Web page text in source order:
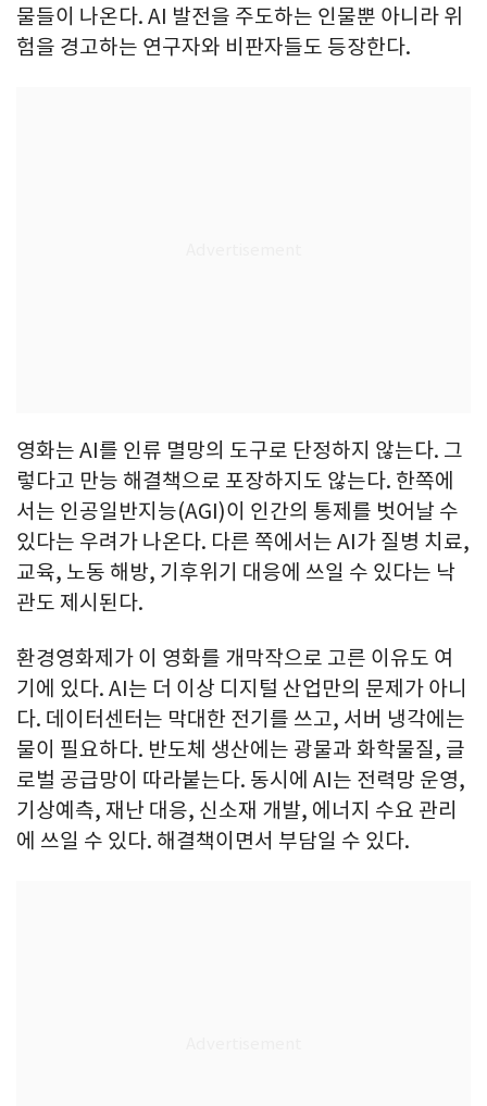
물들이 나온다. AI 발전을 주도하는 인물뿐 아니라 위
험을 경고하는 연구자와 비판자들도 등장한다.
영화는 AI를 인류 멸망의 도구로 단정하지 않는다. 그
렇다고 만능 해결책으로 포장하지도 않는다. 한쪽에
서는 인공일반지능(AGI)이 인간의 통제를 벗어날 수
있다는 우려가 나온다. 다른 쪽에서는 AI가 질병 치료,
교육, 노동 해방, 기후위기 대응에 쓰일 수 있다는 낙
관도 제시된다.
환경영화제가 이 영화를 개막작으로 고른 이유도 여
기에 있다. AI는 더 이상 디지털 산업만의 문제가 아니
다. 데이터센터는 막대한 전기를 쓰고, 서버 냉각에는
물이 필요하다. 반도체 생산에는 광물과 화학물질, 글
로벌 공급망이 따라붙는다. 동시에 AI는 전력망 운영,
기상예측, 재난 대응, 신소재 개발, 에너지 수요 관리
에 쓰일 수 있다. 해결책이면서 부담일 수 있다.